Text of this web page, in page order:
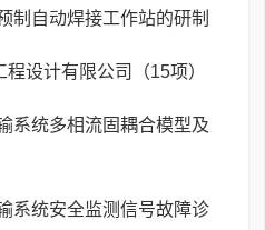
制自动焊接工作站的研制
设计有限公司（15项）
系统多相流固耦合模型及
系统安全监测信号故障诊